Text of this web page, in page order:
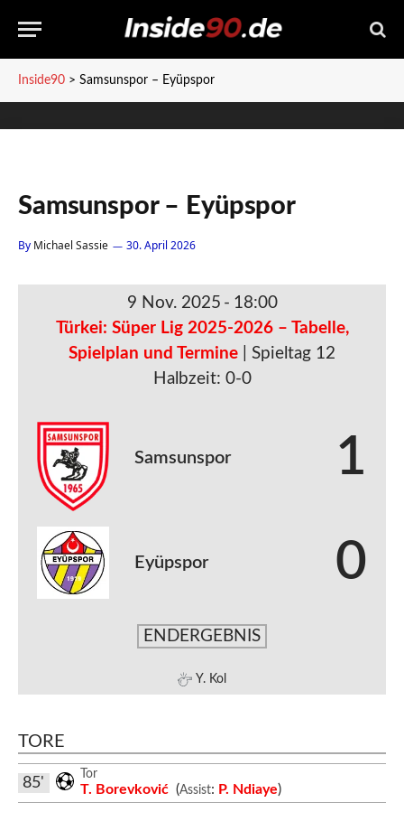
Inside90 > Samsunspor – Eyüpspor
Samsunspor – Eyüpspor
By Michael Sassie 30. April 2026
9 Nov. 2025 - 18:00
Türkei: Süper Lig 2025-2026 – Tabelle,
Spielplan und Termine
| Spieltag 12
Halbzeit: 0-0
Samsunspor 1
Eyüpspor 0
ENDERGEBNIS
Y. Kol
TORE
Tor
T. Borevković (Assist: P. Ndiaye)
85'